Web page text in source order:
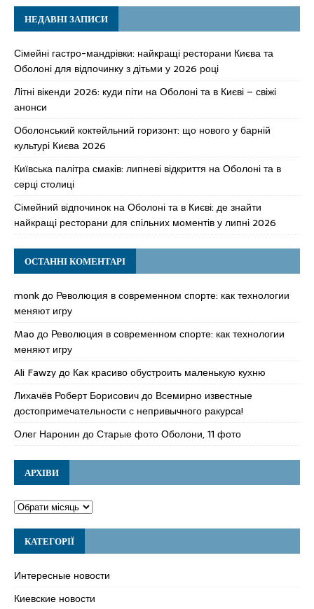
НЕДАВНІ ЗАПИСИ
Сімейні гастро-мандрівки: найкращі ресторани Києва та
Оболоні для відпочинку з дітьми у 2026 році
Літні вікенди 2026: куди піти на Оболоні та в Києві – свіжі
анонси
Оболонський коктейльний горизонт: що нового у барній
культурі Києва 2026
Київська палітра смаків: липневі відкриття на Оболоні та в
серці столиці
Сімейний відпочинок на Оболоні та в Києві: де знайти
найкращі ресторани для спільних моментів у липні 2026
ОСТАННІ КОМЕНТАРІ
monkдо Революция в современном спорте: как технологии
меняют игру
Mao до Революция в современном спорте: как технологии
меняют игру
Ali Fawzyдо Как красиво обустроить маленькую кухню
Лихачёв Роберт Борисовичдо Всемирно известные
достопримечательности с непривычного ракурса!
Олег Наронин доСтарые фото Оболони, 11 фото
АРХІВИ
КАТЕГОРІЇ
Интересные новости
Киевские новости